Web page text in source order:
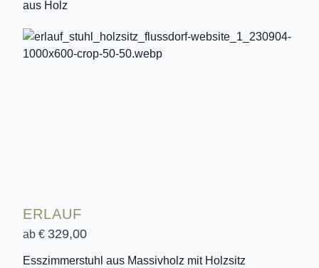
aus Holz
ERLAUF
ab € 329,00
Esszimmerstuhl aus Massivholz mit Holzsitz